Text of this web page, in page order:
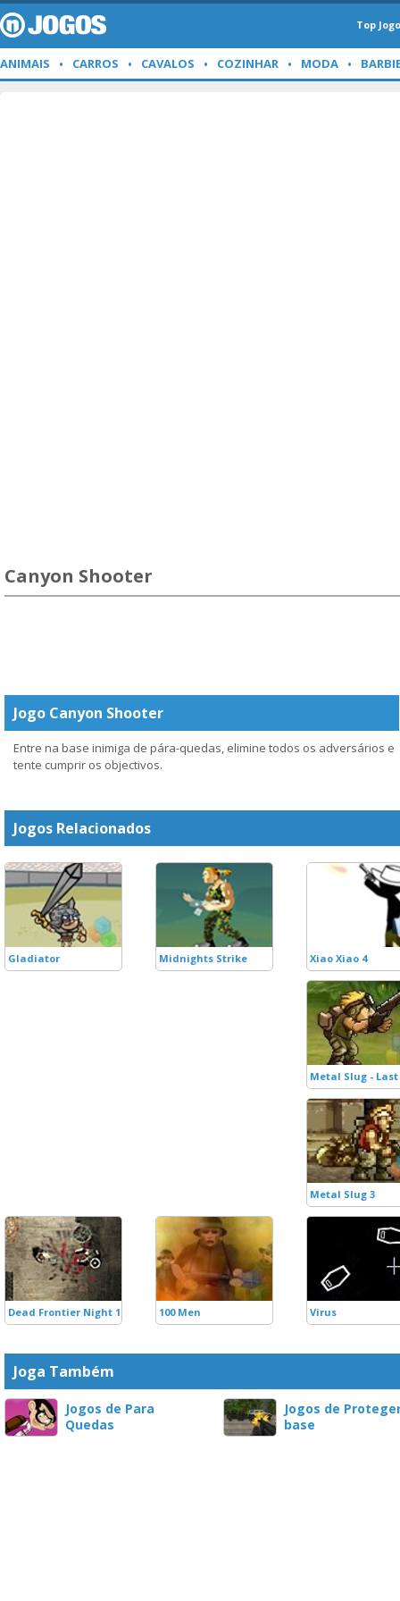
Top
ANIMAIS CARROS CAVALOS COZINHAR MODA
Canyon Shooter
Jogo Canyon Shooter
Entre na base inimiga de pára-quedas, elimine todos os adversários e
tente cumprir os objectivos.
Jogos Relacionados
Gladiator Midnights Strike Xiao Xiao 4
Metal Slug -
Metal Slug 3
Dead Frontier Night 1 100 Men Virus
Joga Também
Jogos de Para
Quedas
Jogos de
base